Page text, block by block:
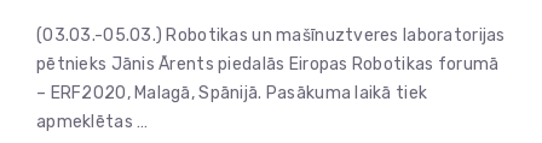
(03.03.-05.03.) Robotikas un mašīnuztveres laboratorijas
pētnieks Jānis Ārents piedalās Eiropas Robotikas forumā
– ERF2020, Malagā, Spānijā. Pasākuma laikā tiek
apmeklētas …